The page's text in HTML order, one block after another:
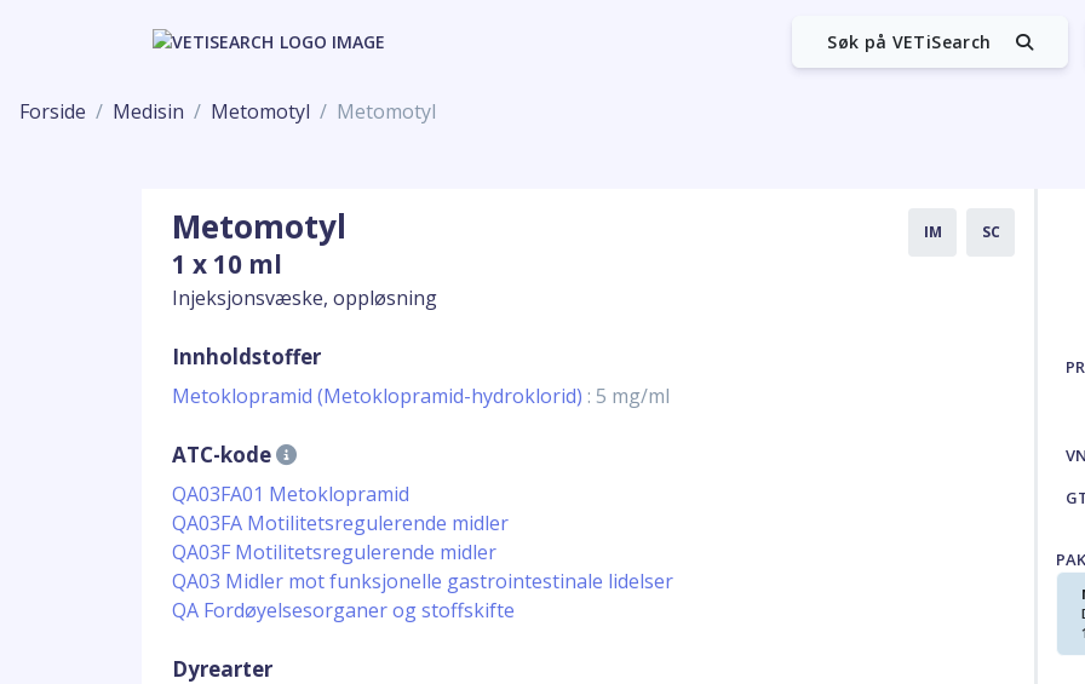
Søk på VETiSearch
Forside Medisin Metomotyl Metomotyl
Metomotyl
1 x 10 ml
Injeksjonsvæske, oppløsning
IM SC
Innholdstoffer
Metoklopramid (Metoklopramid-hydroklorid) : 5 mg/ml
ATC-kode
QA03FA01 Metoklopramid
QA03FA Motilitetsregulerende midler
QA03F Motilitetsregulerende midler
QA03 Midler mot funksjonelle gastrointestinale lidelser
QA Fordøyelsesorganer og stoffskifte
Dyrearter